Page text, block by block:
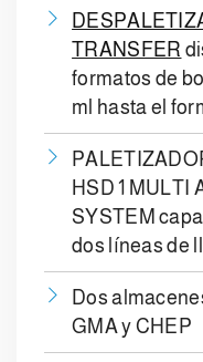
TRANSFER
formatos de
ml hasta el
HSD 1 MULTI
SYSTEM
dos líneas de
Dos
GMA y CHEP